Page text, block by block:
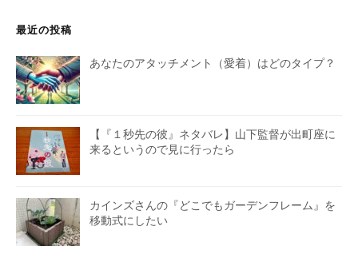
最近の投稿
あなたのアタッチメント（愛着）はどのタイプ？
【『１秒先の彼』ネタバレ】山下監督が出町座に
来るというので見に行ったら
カインズさんの『どこでもガーデンフレーム』を
移動式にしたい